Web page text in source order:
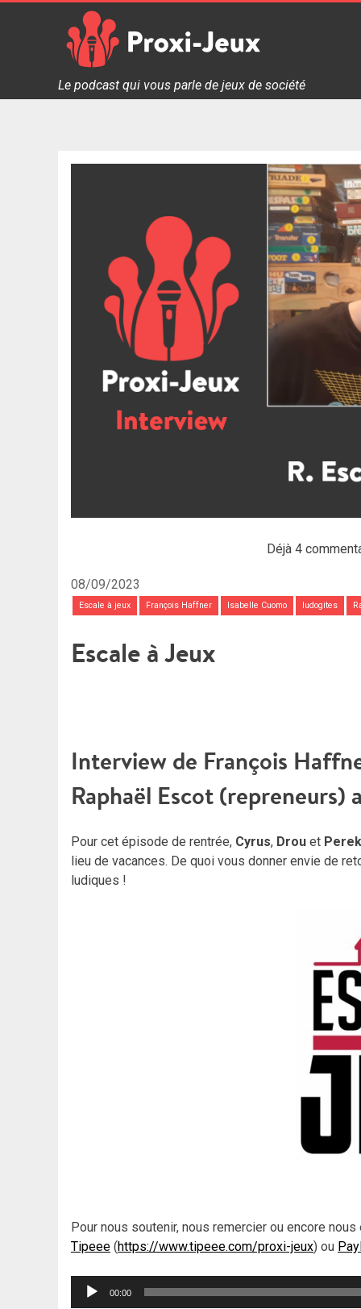
Proxi Jeux - Le podcast qui vous parle de jeux de
Le podcast qui vous parle de jeux de société
Déjà 4
08/09/2023
Escale à jeux François Haffner Isabelle Cuomo ludogites
Escale à Jeux
Interview de François
Raphaël Escot (repreneurs)
Pour cet épisode de rentrée, Cyrus, Drou et
lieu de vacances. De quoi vous donner envie de
ludiques !
Pour nous soutenir, nous remercier ou encore
Tipeee (https://www.tipeee.com/proxi-jeux) ou
Lecteur
00:00